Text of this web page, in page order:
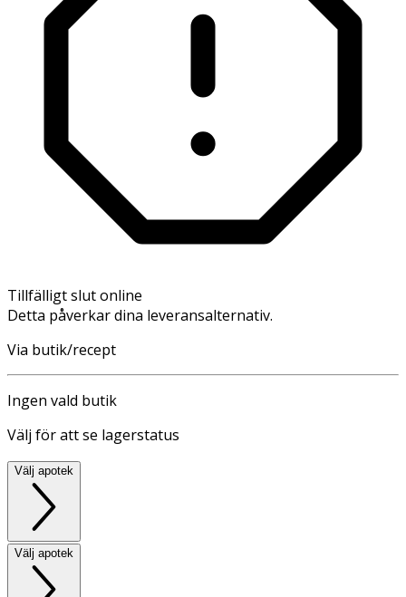
Tillfälligt slut online
Detta påverkar dina leveransalternativ.
Via butik/recept
Ingen vald butik
Välj för att se lagerstatus
Välj apotek
Välj apotek